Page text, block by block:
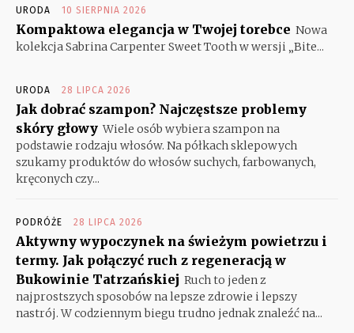
URODA 10 SIERPNIA 2026
Kompaktowa elegancja w Twojej torebce Nowa
kolekcja Sabrina Carpenter Sweet Tooth w wersji „Bite...
URODA 28 LIPCA 2026
Jak dobrać szampon? Najczęstsze problemy
skóry głowy Wiele osób wybiera szampon na
podstawie rodzaju włosów. Na półkach sklepowych
szukamy produktów do włosów suchych, farbowanych,
kręconych czy...
PODRÓŻE 28 LIPCA 2026
Aktywny wypoczynek na świeżym powietrzu i
termy. Jak połączyć ruch z regeneracją w
Bukowinie Tatrzańskiej Ruch to jeden z
najprostszych sposobów na lepsze zdrowie i lepszy
nastrój. W codziennym biegu trudno jednak znaleźć na...